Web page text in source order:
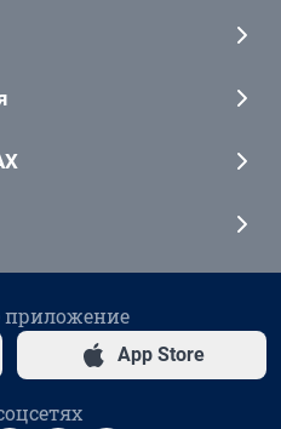
App Store